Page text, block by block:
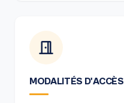
MODALITÉS D'ACCÈS